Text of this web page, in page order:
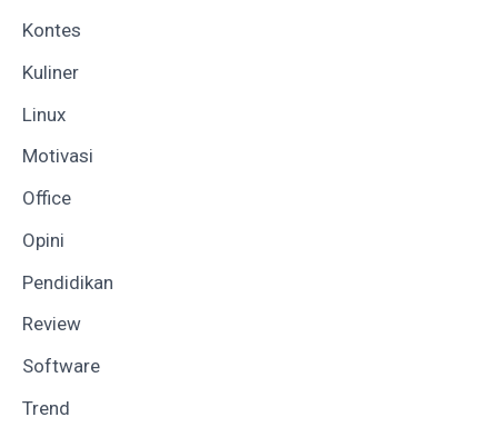
Kontes
Kuliner
Linux
Motivasi
Office
Opini
Pendidikan
Review
Software
Trend